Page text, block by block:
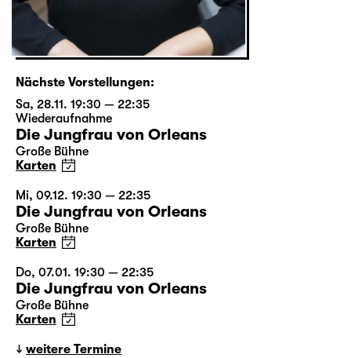
Nächste Vorstellungen:
Sa, 28.11. 19:30 — 22:35
Wiederaufnahme
Die Jungfrau von Orleans
Große Bühne
Karten
Mi, 09.12. 19:30 — 22:35
Die Jungfrau von Orleans
Große Bühne
Karten
Do, 07.01. 19:30 — 22:35
Die Jungfrau von Orleans
Große Bühne
Karten
weitere Termine